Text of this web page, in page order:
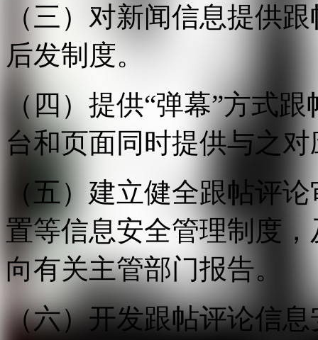
（三）对新闻信息提供
后发制度。
（四）提供“弹幕”方式
台和页面同时提供与之
（五）建立健全跟帖评
置等信息安全管理制度
向有关主管部门报告。
（六）开发跟帖评论信